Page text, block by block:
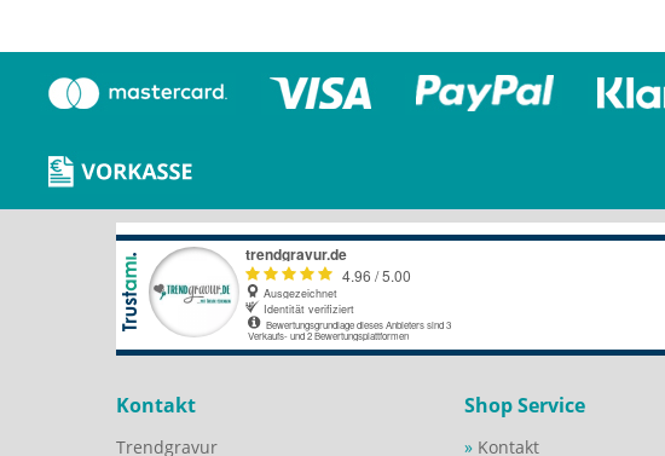
Kontakt
Trendgravur
Shop Service
Kontakt